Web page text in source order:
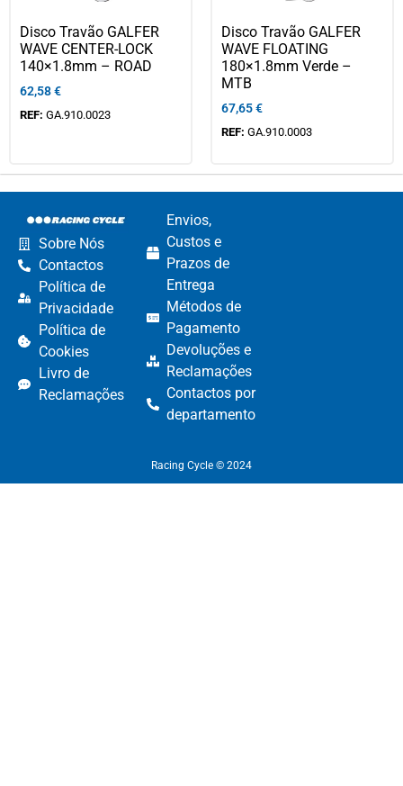
Disco Travão GALFER
WAVE CENTER-LOCK
140×1.8mm – ROAD
62,58€
REF: GA.910.0023
Disco Travão GALFER
WAVE FLOATING
180×1.8mm Verde –
MTB
67,65€
REF: GA.910.0003
Sobre Nós
Contactos
Política de
Privacidade
Política de
Cookies
Livro de
Reclamações
Envios,
Custos e
Prazos de
Entrega
Métodos de
Pagamento​
Devoluções e
Reclamações​
Contactos por
departamento​
Racing Cycle © 2024